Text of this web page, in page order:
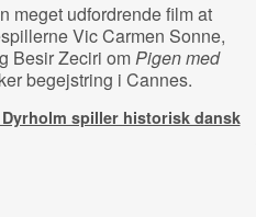
meget udfordrende film at
Vic Carmen Sonne,
Besir Zeciri omPigen med
begejstring i Cannes.
spiller historisk dansk